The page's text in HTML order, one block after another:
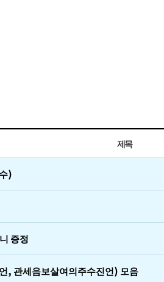
제목
)
증정
, 관세음보살여의주수진언) 모음